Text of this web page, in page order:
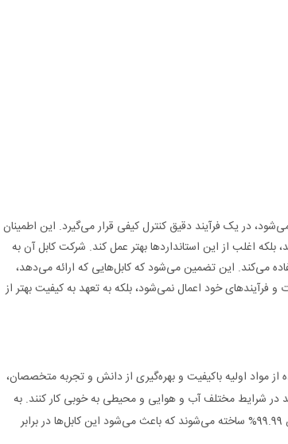
در یک فرآیند دقیق کنترل کیفی قرار می‌گیرد. این اطمینان
اغلب از این استانداردها بهتر عمل کند. شرکت کابل آن به
می‌کند. این تضمین می‌شود که کابل‌هایی که ارائه می‌دهد،
و فرآیندهای خود اعمال نمی‌شود، بلکه به تعهد به کیفیت بهتر از
از مواد اولیه باکیفیت و بهره‌گیری از دانش و تجربه متخصصان،
در شرایط مختلف آب و هوایی و محیطی به خوبی کار کنند. به
عنوان مثال، کابل‌های مفتولی کابل آن از مس خالص با خلوص 99.99% ساخته می‌شوند که باعث می‌شود این کابل‌ها در برابر